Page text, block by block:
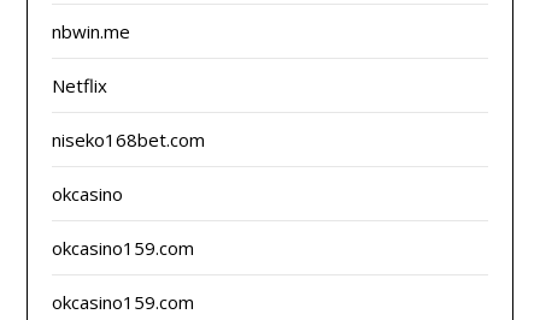
nbwin.me
Netflix
niseko168bet.com
okcasino
okcasino159.com
okcasino159.com